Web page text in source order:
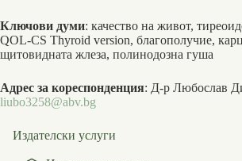
Ключови думи: качество на живот,
QOL-CS Thyroid version, благополучие,
щитовидната жлеза, полинодозна гуша
Адрес за кореспонденция: Д-р Любослав
liubo3258@abv.bg
Издателски услуги